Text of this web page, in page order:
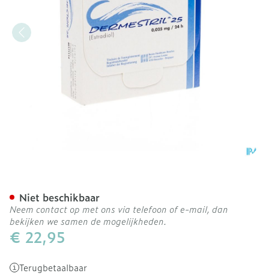
€ 22,95
Terugbetaalbaar
Niet beschikbaar
Neem contact op met ons via telefoon of e-mail, dan
bekijken we samen de mogelijkheden.